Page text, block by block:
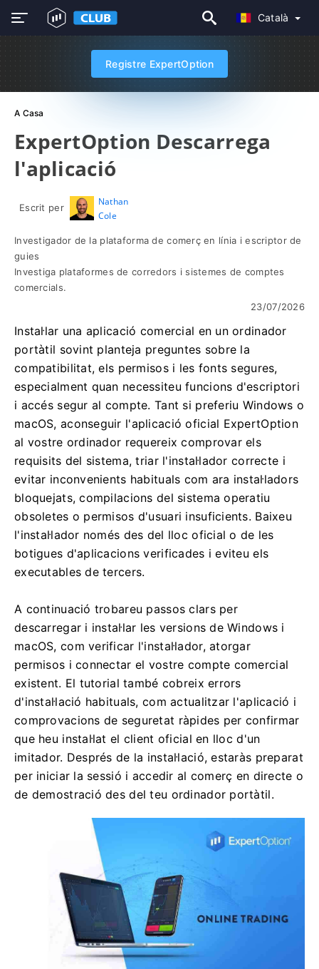
Català
Registre ExpertOption
A Casa
ExpertOption Descarrega
l'aplicació
Escrit per
Nathan
Cole
Investigador de la plataforma de comerç en línia i escriptor de
guies
Investiga plataformes de corredors i sistemes de comptes
comercials.
23/07/2026
Instal·lar una aplicació comercial en un ordinador
portàtil sovint planteja preguntes sobre la
compatibilitat, els permisos i les fonts segures,
especialment quan necessiteu funcions d'escriptori
i accés segur al compte. Tant si preferiu Windows o
macOS, aconseguir l'aplicació oficial ExpertOption
al vostre ordinador requereix comprovar els
requisits del sistema, triar l'instal·lador correcte i
evitar inconvenients habituals com ara instal·ladors
bloquejats, compilacions del sistema operatiu
obsoletes o permisos d'usuari insuficients. Baixeu
l'instal·lador només des del lloc oficial o de les
botigues d'aplicacions verificades i eviteu els
executables de tercers.
A continuació trobareu passos clars per
descarregar i instal·lar les versions de Windows i
macOS, com verificar l'instal·lador, atorgar
permisos i connectar el vostre compte comercial
existent. El tutorial també cobreix errors
d'instal·lació habituals, com actualitzar l'aplicació i
comprovacions de seguretat ràpides per confirmar
que heu instal·lat el client oficial en lloc d'un
imitador. Després de la instal·lació, estaràs preparat
per iniciar la sessió i accedir al comerç en directe o
de demostració des del teu ordinador portàtil.